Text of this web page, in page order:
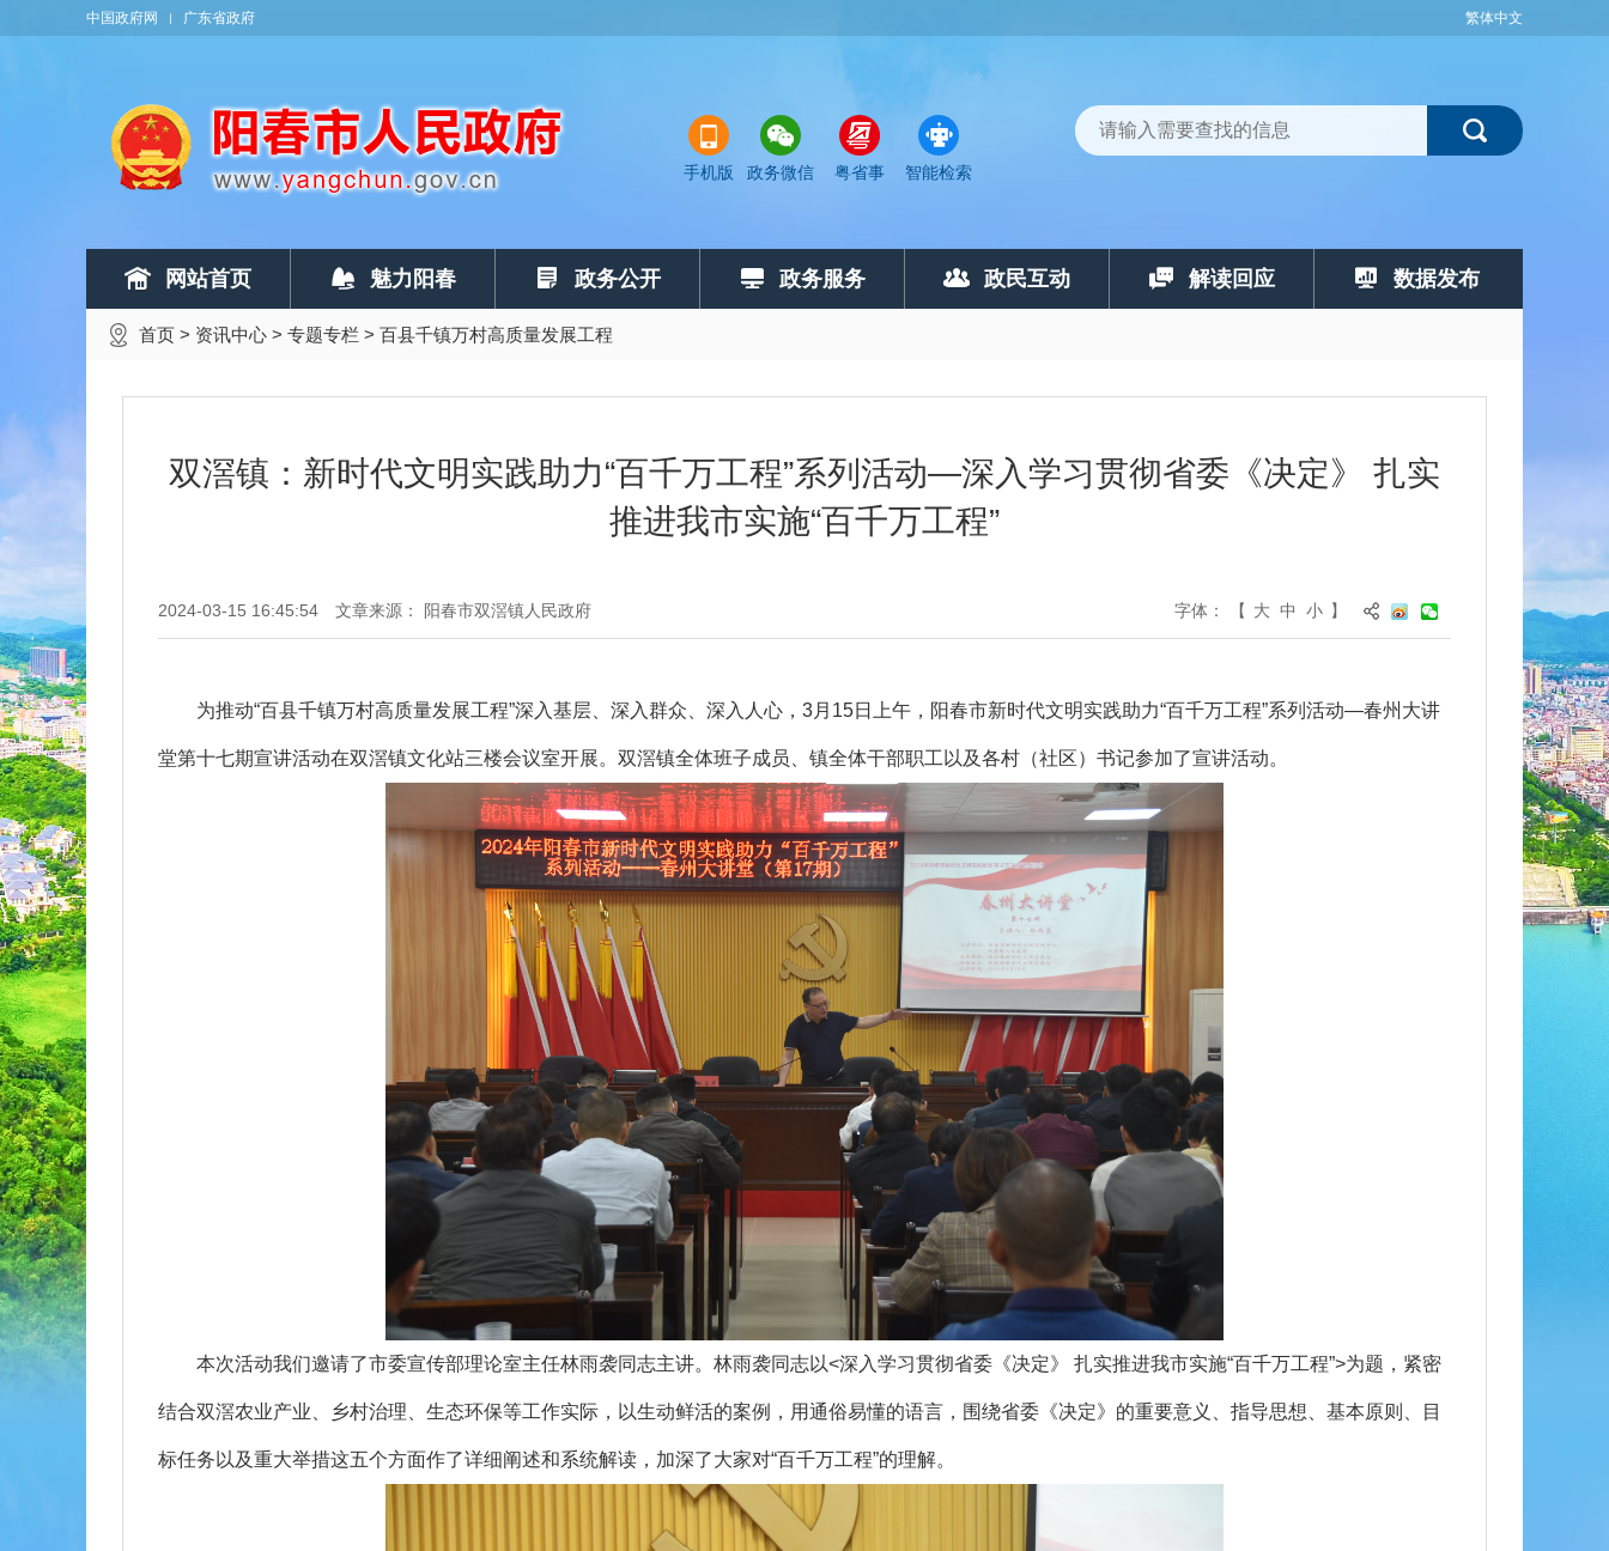
中国政府网 广东省政府 繁体中文
手机版 政务微信 粤省事 智能检索
网站首页 魅力阳春 政务公开 政务服务 政民互动 解读回应 数据发布
首页 > 资讯中心 > 专题专栏 > 百县千镇万村高质量发展工程
双滘镇：新时代文明实践助力“百千万工程”系列活动—深入学习贯彻省委《决定》 扎实
推进我市实施“百千万工程”
2024-03-15 16:45:54 文章来源： 阳春市双滘镇人民政府 字体： 【 大 中 小 】
为推动“百县千镇万村高质量发展工程”深入基层、深入群众、深入人心，3月15日上午，阳春市新时代文明实践助力“百千万工程”系列活动—春州大讲
堂第十七期宣讲活动在双滘镇文化站三楼会议室开展。双滘镇全体班子成员、镇全体干部职工以及各村（社区）书记参加了宣讲活动。
本次活动我们邀请了市委宣传部理论室主任林雨袭同志主讲。林雨袭同志以<深入学习贯彻省委《决定》 扎实推进我市实施“百千万工程”>为题，紧密
结合双滘农业产业、乡村治理、生态环保等工作实际，以生动鲜活的案例，用通俗易懂的语言，围绕省委《决定》的重要意义、指导思想、基本原则、目
标任务以及重大举措这五个方面作了详细阐述和系统解读，加深了大家对“百千万工程”的理解。